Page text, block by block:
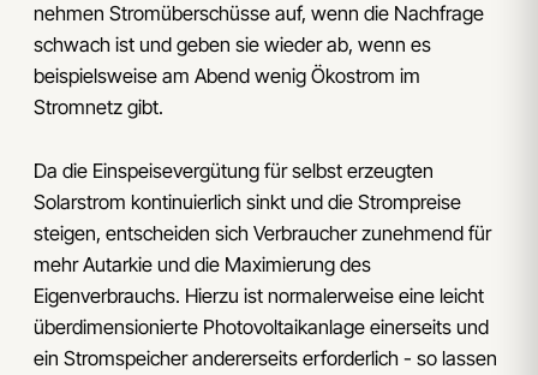
nehmen Stromüberschüsse auf, wenn die Nachfrage
schwach ist und geben sie wieder ab, wenn es
beispielsweise am Abend wenig Ökostrom im
Stromnetz gibt.
Da die Einspeisevergütung für selbst erzeugten
Solarstrom kontinuierlich sinkt und die Strompreise
steigen, entscheiden sich Verbraucher zunehmend für
mehr Autarkie und die Maximierung des
Eigenverbrauchs. Hierzu ist normalerweise eine leicht
überdimensionierte Photovoltaikanlage einerseits und
ein Stromspeicher andererseits erforderlich - so lassen